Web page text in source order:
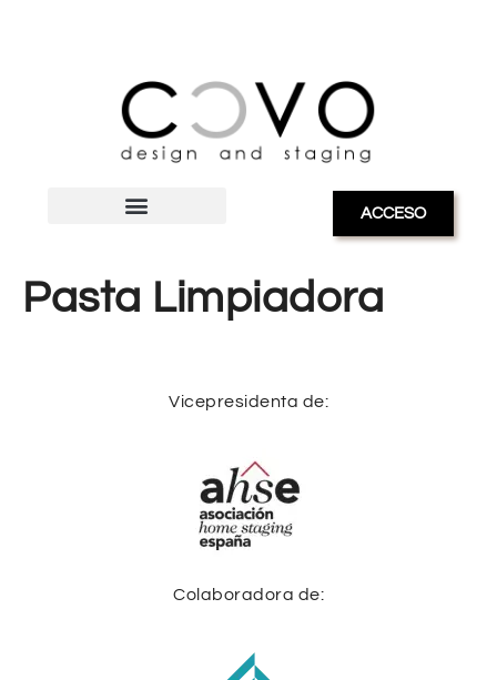
ACCESO
Pasta Limpiadora
Vicepresidenta de:
Colaboradora de: